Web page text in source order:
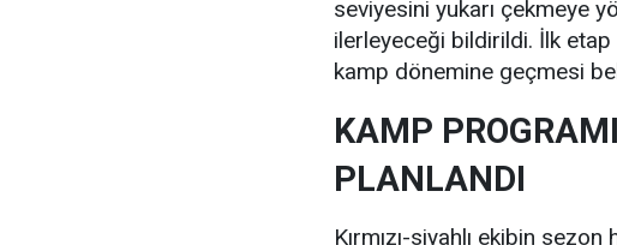
seviyesini yukarı çekmeye
ilerleyeceği bildirildi. İlk etap
kamp dönemine geçmesi
KAMP
PLANLANDI
Kırmızı-siyahlı ekibin sezon